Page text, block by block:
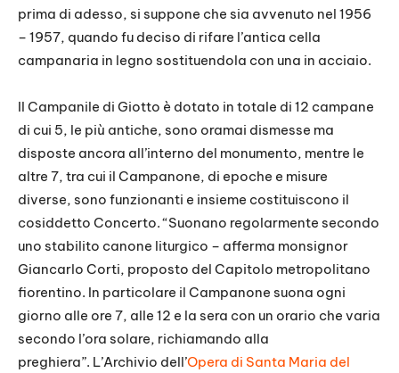
prima di adesso, si suppone che sia avvenuto nel 1956
– 1957, quando fu deciso di rifare l’antica cella
campanaria in legno sostituendola con una in acciaio.
Il Campanile di Giotto è dotato in totale di 12 campane
di cui 5, le più antiche, sono oramai dismesse ma
disposte ancora all’interno del monumento, mentre le
altre 7, tra cui il Campanone, di epoche e misure
diverse, sono funzionanti e insieme costituiscono il
cosiddetto Concerto. “Suonano regolarmente secondo
uno stabilito canone liturgico – afferma monsignor
Giancarlo Corti, proposto del Capitolo metropolitano
fiorentino. In particolare il Campanone suona ogni
giorno alle ore 7, alle 12 e la sera con un orario che varia
secondo l’ora solare, richiamando alla
preghiera”. L’Archivio dell’Opera di Santa Maria del